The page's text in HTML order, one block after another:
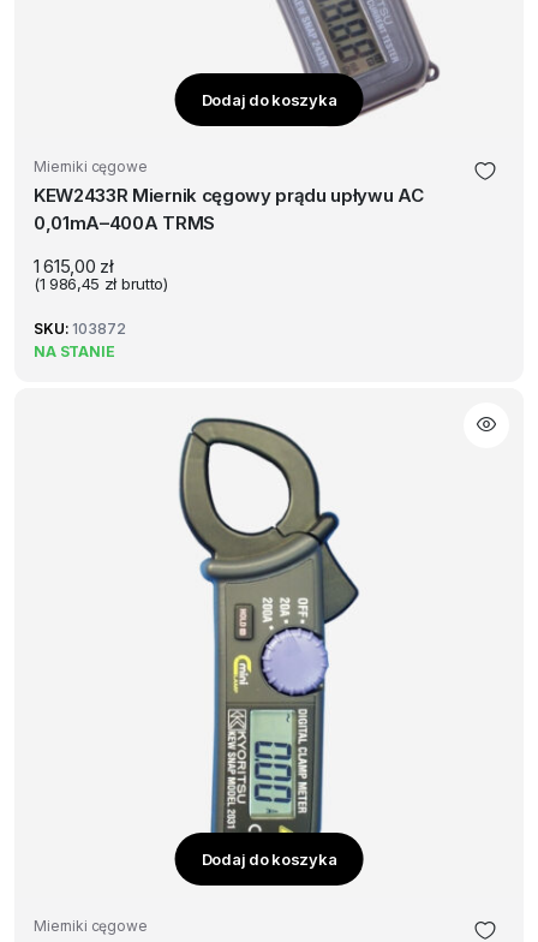
Dodaj do koszyka
Mierniki cęgowe
KEW2433R Miernik cęgowy prądu upływu AC
0,01mA–400A TRMS
1 615,00 zł
(1 986,45 złbrutto)
SKU: 103872
NA STANIE
Dodaj do koszyka
Mierniki cęgowe